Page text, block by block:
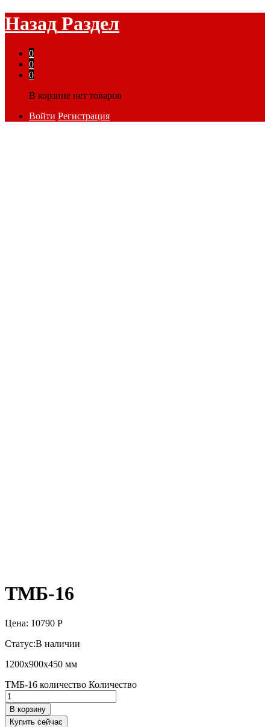
Назад Раздел
0
0
0
В корзине нет товаров
Войти Регистрация
ТМБ-16
Цена: 10790 Р
Статус:В наличии
1200х900х450 мм
ТМБ-16 количество Количество
В корзину
Купить сейчас